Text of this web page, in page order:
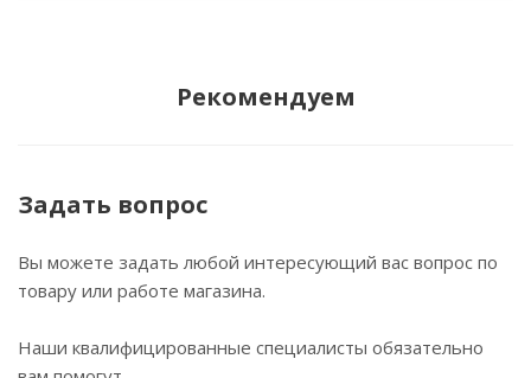
Рекомендуем
Задать вопрос
Вы можете задать любой интересующий вас вопрос по
товару или работе магазина.
Наши квалифицированные специалисты обязательно